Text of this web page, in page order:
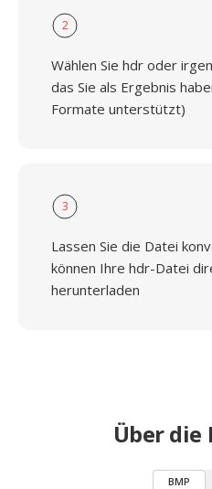
2
Wählen Sie hdr oder
das Sie als Ergebnis
Formate unterstützt)
3
Lassen Sie die Datei
können Ihre hdr-Datei
herunterladen
Über die
BMP